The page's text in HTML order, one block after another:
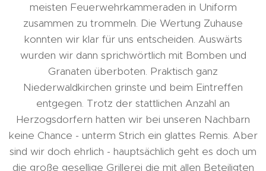
meisten Feuerwehrkammeraden in Uniform
zusammen zu trommeln. Die Wertung Zuhause
konnten wir klar für uns entscheiden. Auswärts
wurden wir dann sprichwörtlich mit Bomben und
Granaten überboten. Praktisch ganz
Niederwaldkirchen grinste und beim Eintreffen
entgegen. Trotz der stattlichen Anzahl an
Herzogsdorfern hatten wir bei unseren Nachbarn
keine Chance - unterm Strich ein glattes Remis. Aber
sind wir doch ehrlich - hauptsächlich geht es doch um
die große gesellige Grillerei die mit allen Beteiligten